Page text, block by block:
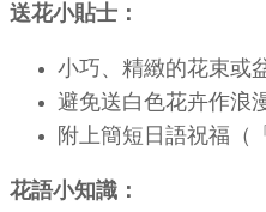
送花小貼士：
小巧、精緻的花束或
避免送白色花卉作浪
附上簡短日語祝福（
花語小知識：